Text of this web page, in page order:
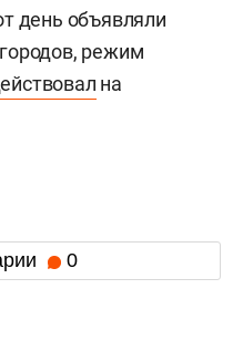
день объявляли
режим
на
0